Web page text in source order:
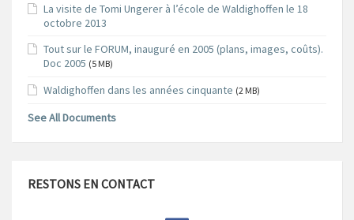
La visite de Tomi Ungerer à l’école de Waldighoffen le 18
octobre 2013
Tout sur le FORUM, inauguré en 2005 (plans, images, coûts).
Doc 2005 (5 MB)
Waldighoffen dans les années cinquante (2 MB)
See All Documents
RESTONS EN CONTACT